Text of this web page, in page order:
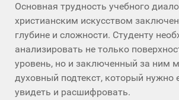
Основная трудность учебного
христианским искусством
глубине и сложности. Студенту
анализировать не только
уровень, но и заключенный за ним
духовный подтекст, который нужно
увидеть и расшифровать.